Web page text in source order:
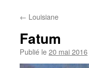
← Louisiane
Fatum
Publié le20 mai 2016